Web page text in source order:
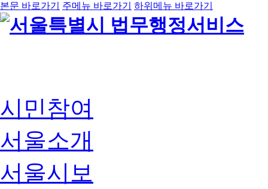
본문 바로가기 주메뉴 바로가기 하위메뉴 바로가기
시민참여
서울소개
서울시보